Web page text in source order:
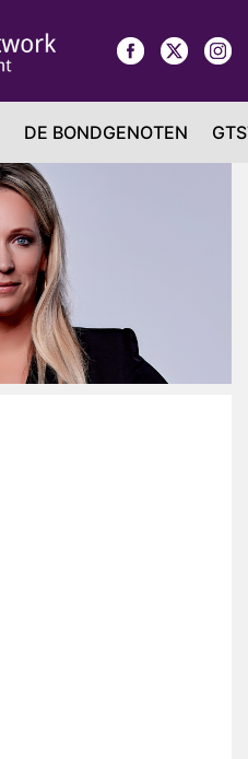
DE BONDGENOTEN